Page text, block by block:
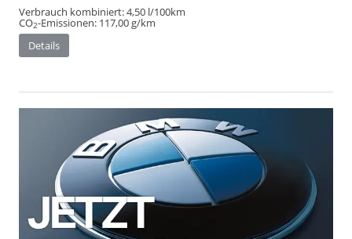
Verbrauch kombiniert:4,50 l/100km
CO2-Emissionen: 117,00 g/km
Details